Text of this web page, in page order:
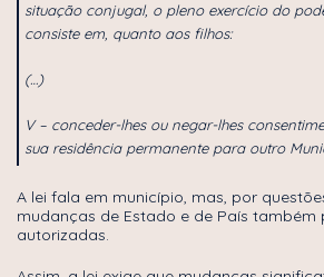
situação conjugal, o pleno exercício do
consiste em, quanto aos filhos:
(…)
V – conceder-lhes ou negar-lhes
sua residência permanente para outro
A lei fala em município, mas, por
mudanças de Estado e de País também
autorizadas.